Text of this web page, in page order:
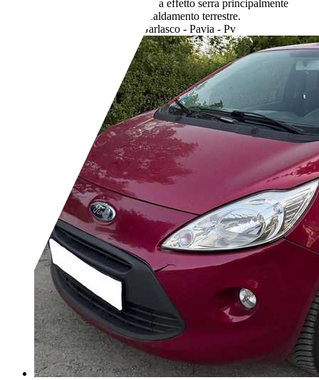
CO2. Il CO2 è il gas a effetto serra principalmente
responsabile del riscaldamento terrestre.
IT-27026 Garlasco - Pavia - Pv